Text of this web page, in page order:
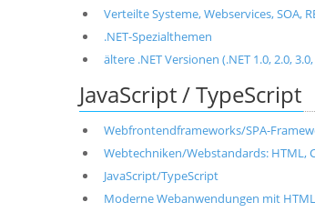
Verteilte Systeme, Webservices, SOA,
.NET-Spezialthemen
ältere .NET Versionen (.NET 1.0, 2.0,
JavaScript / TypeScript
Webfrontendframeworks/SPA-
Webtechniken/Webstandards: HTML,
JavaScript/TypeScript
Moderne Webanwendungen mit